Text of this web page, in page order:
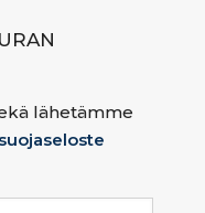
lähetämme